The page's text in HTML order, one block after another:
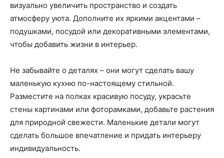
визуально увеличить пространство и создать
атмосферу уюта. Дополните их яркими акцентами –
подушками, посудой или декоративными элементами,
чтобы добавить жизни в интерьер.
Не забывайте о деталях – они могут сделать вашу
маленькую кухню по-настоящему стильной.
Разместите на полках красивую посуду, украсьте
стены картинами или фоторамками, добавьте растения
для природной свежести. Маленькие детали могут
сделать большое впечатление и придать интерьеру
индивидуальность.